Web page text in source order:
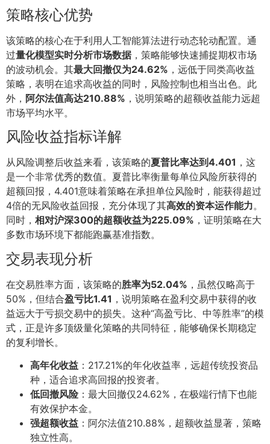
策略核心优势
该策略的核心在于利用人工智能算法进行动态轮动配置。通
过量化模型实时分析市场数据，策略能够快速捕捉期权市场
的波动机会。其最大回撤仅为24.62% ，远低于同类高收益
策略，表明在追求高收益的同时，风险控制也相当出色。此
外， 阿尔法值高达210.88% ，说明策略的超额收益能力远超
市场平均水平。
风险收益指标详解
从风险调整后收益来看，该策略的夏普比率达到4.401 ，这
是一个非常优秀的数值。夏普比率衡量每单位风险所获得的
超额回报，4.401意味着策略在承担单位风险时，能获得超过
4倍的无风险收益回报，充分体现了其高效的资本运作能力。
同时， 相对沪深300的超额收益为225.09% ，证明策略在大
多数市场环境下都能跑赢基准指数。
交易表现分析
在交易胜率方面，该策略的胜率为52.04% ，虽然仅略高于
50%，但结合盈亏比1.41 ，说明策略在盈利交易中获得的收
益远大于亏损交易中的损失。这种“高盈亏比、中等胜率”的模
式，正是许多顶级量化策略的共同特征，能够确保长期稳定
的复利增长。
高年化收益 ：217.21%的年化收益率，远超传统投资品
种，适合追求高回报的投资者。
低回撤风险：最大回撤仅24.62%，在极端行情下也能
有效保护本金。
强超额收益 ：阿尔法值210.88%，超额收益显著，策略
独立性高。